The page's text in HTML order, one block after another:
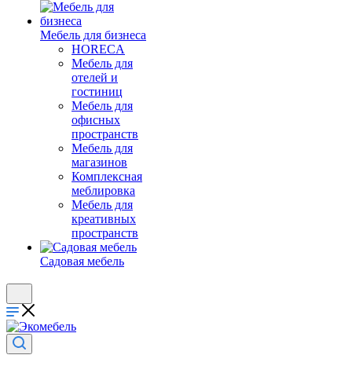
Мебель для бизнеса
HORECA
Мебель для
отелей и
гостиниц
Мебель для
офисных
пространств
Мебель для
магазинов
Комплексная
меблировка
Мебель для
креативных
пространств
Садовая мебель